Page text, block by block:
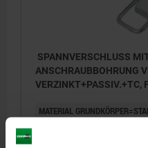
SPANNVERSCHLUSS
ANSCHRAUBBOHRUNG
VERZINKT+PASSIV.+TC,
MATERIAL